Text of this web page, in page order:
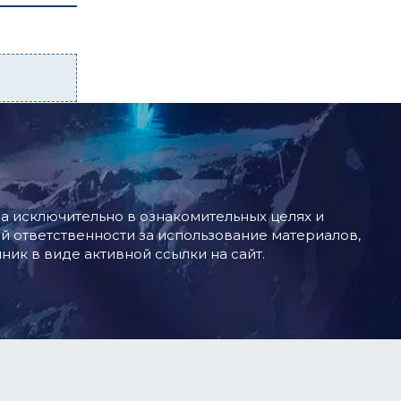
в ознакомительных целях и
за использование материалов,
в виде активной ссылки на сайт.